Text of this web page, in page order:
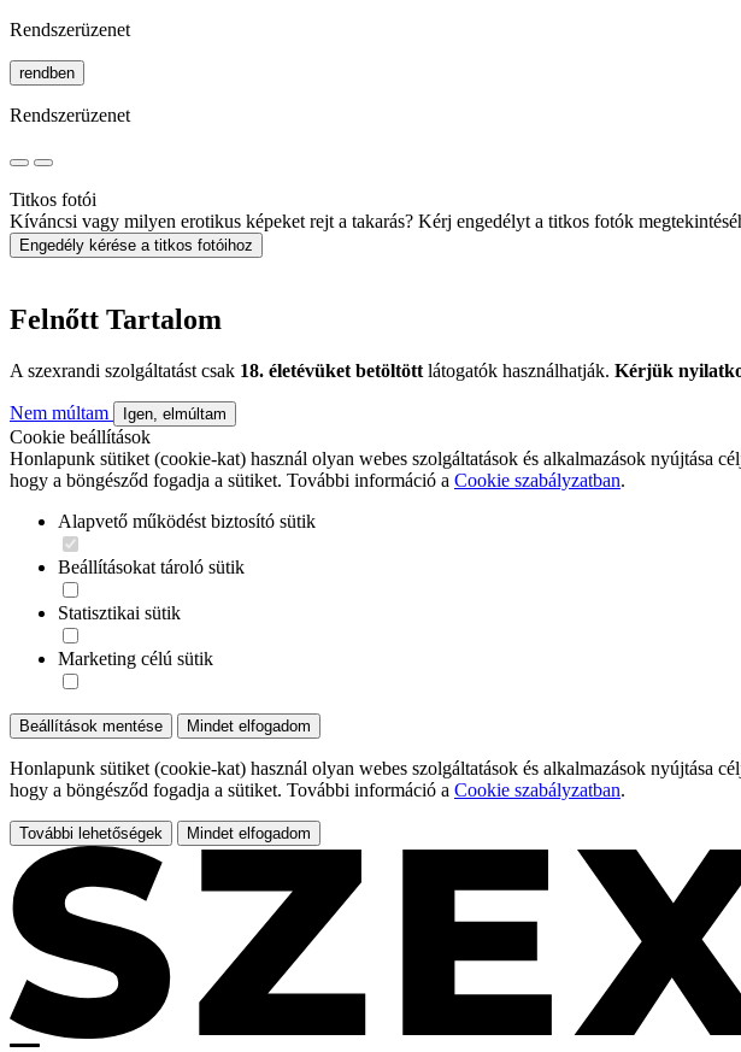
Rendszerüzenet
rendben
Rendszerüzenet
Titkos fotói
Kíváncsi vagy milyen erotikus képeket rejt a takarás? Kérj engedélyt a titkos fotók
Engedély kérése a titkos fotóihoz
Felnőtt Tartalom
A szexrandi szolgáltatást csak 18. életévüket betöltött látogatók használhatják. Kérjük
Nem múltam Igen, elmúltam
Cookie beállítások
Honlapunk sütiket (cookie-kat) használ olyan webes szolgáltatások és alkalmazások nyújtása
hogy a böngésződ fogadja a sütiket. További információ a Cookie szabályzatban.
Alapvető működést biztosító sütik
Beállításokat tároló sütik
Statisztikai sütik
Marketing célú sütik
Beállítások mentése Mindet elfogadom
Honlapunk sütiket (cookie-kat) használ olyan webes szolgáltatások és alkalmazások nyújtása
hogy a böngésződ fogadja a sütiket. További információ a Cookie szabályzatban.
További lehetőségek Mindet elfogadom